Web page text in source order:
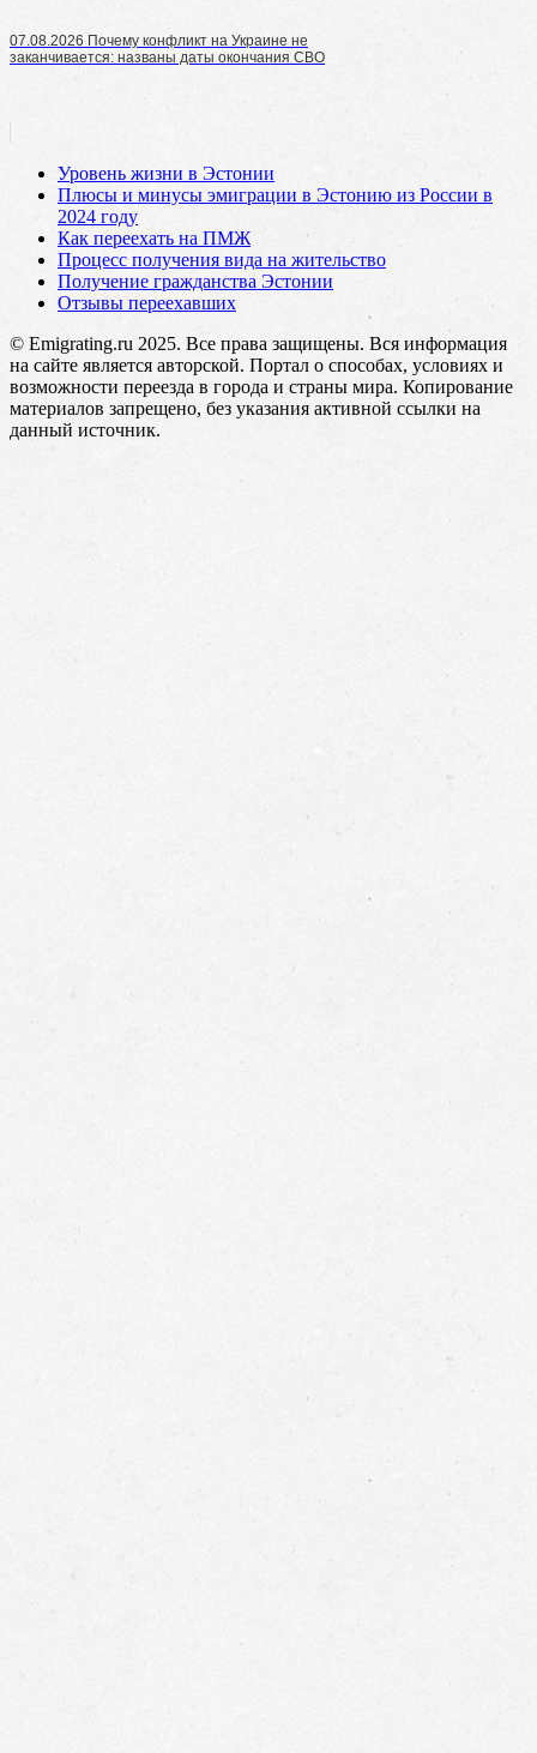
07.08.2026 Почему конфликт на Украине не
заканчивается: названы даты окончания СВО
Уровень жизни в Эстонии
Плюсы и минусы эмиграции в Эстонию из России в
2024 году
Как переехать на ПМЖ
Процесс получения вида на жительство
Получение гражданства Эстонии
Отзывы переехавших
© Emigrating.ru 2025. Все права защищены. Вся информация
на сайте является авторской. Портал о способах, условиях и
возможности переезда в города и страны мира. Копирование
материалов запрещено, без указания активной ссылки на
данный источник.